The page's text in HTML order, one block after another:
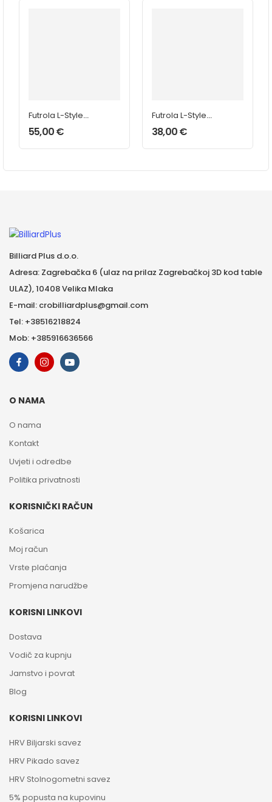
Futrola L-Style
Cameo
55,00€
Futrola L-Style
Cameo
38,00€
Billiard Plus d.o.o.
Adresa: Zagrebačka 6 (ulaz na prilaz Zagrebačkoj 3D kod table
ULAZ), 10408 Velika Mlaka
E-mail: crobilliardplus@gmail.com
Tel: +38516218824
Mob: +385916636566
O NAMA
O nama
Kontakt
Uvjeti i odredbe
Politika privatnosti
KORISNIČKI RAČUN
Košarica
Moj račun
Vrste plaćanja
Promjena narudžbe
KORISNI LINKOVI
Dostava
Vodič za kupnju
Jamstvo i povrat
Blog
KORISNI LINKOVI
HRV Biljarski savez
HRV Pikado savez
HRV Stolnogometni savez
5% popusta na kupovinu